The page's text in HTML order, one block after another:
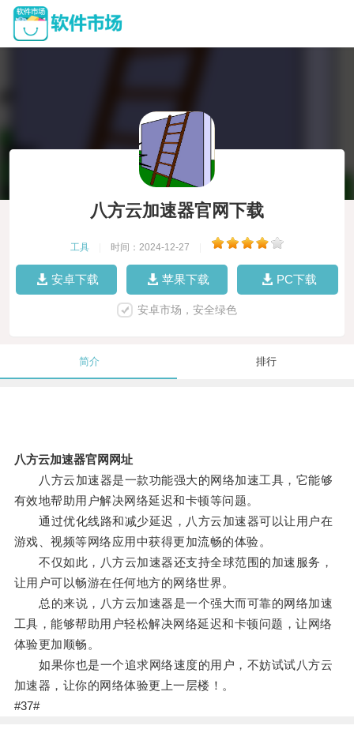
八方云加速器官网下载
工具 时间：2024-12-27
安卓下载 苹果下载 PC下载
安卓市场，安全绿色
简介 排行
八方云加速器官网网址
八方云加速器是一款功能强大的网络加速工具，它能够
有效地帮助用户解决网络延迟和卡顿等问题。
通过优化线路和减少延迟，八方云加速器可以让用户在
游戏、视频等网络应用中获得更加流畅的体验。
不仅如此，八方云加速器还支持全球范围的加速服务，
让用户可以畅游在任何地方的网络世界。
总的来说，八方云加速器是一个强大而可靠的网络加速
工具，能够帮助用户轻松解决网络延迟和卡顿问题，让网络
体验更加顺畅。
如果你也是一个追求网络速度的用户，不妨试试八方云
加速器，让你的网络体验更上一层楼！。
#37#